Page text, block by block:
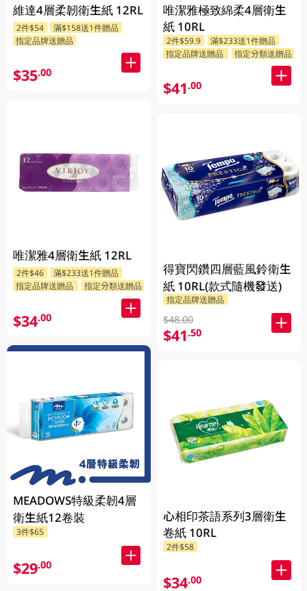
維達4層柔韌衛生紙 12RL
2件$54
滿$158送1件贈品
指定品牌送贈品
$35.00
唯潔雅4層衛生紙 12RL
2件$46
滿$233送1件贈品
指定品牌送贈品
指定分類送贈品
$34.00
MEADOWS特級柔韌4層
衛生紙12卷裝
3件$65
$29.00
唯潔雅極致綿柔4層衛生
紙 10RL
2件$59.9
滿$233送1件贈品
指定品牌送贈品
指定分類送贈品
$41.00
得寶閃鑽四層藍風鈴衛生
紙 10RL(款式隨機發送)
指定品牌送贈品
$48.00
$41.50
心相印茶語系列3層衛生
卷紙 10RL
2件$58
$34.00